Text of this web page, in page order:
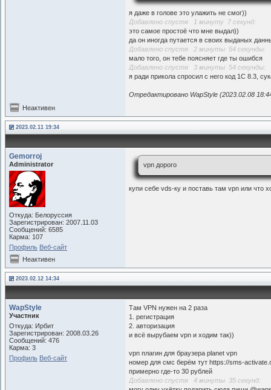
16
17
18
19
{
echo
}
echo '</ul>';
я даже в голове это улажить не смог))
Добавлено спустя 1 минуту 7 секунд:
это самое простоё что мне выдал))
да он иногда путается в своих выданых
Добавлено спустя 2 минуты 54 секунды:
мало того, он тебе поясняет где ты ошибся
Добавлено спустя 3 минуты 54 секунды:
я ради прикола спросил с него код 1С 8.3,
Отредактировано WapStyle (2023.02.08
Неактивен
2023.02.11 19:34
Gemorroj
Administrator
Откуда: Белоруссия
Зарегистрирован: 2007.11.03
Сообщений: 6585
Карма: 107
Профиль Веб-сайт
vpn дорого
купи себе vds-ку и поставь там vpn или что
Неактивен
2023.02.12 14:34
WapStyle
Участник
Откуда: Ирбит
Зарегистрирован: 2008.03.26
Сообщений: 476
Карма: 3
Профиль Веб-сайт
Там VPN нужен на 2 раза
1. регистрация
2. авторизация
и всё вырубаем vpn и ходим так))
vpn плагин для браузера planet vpn
номер для смс берём тут https://sms-
примерно где-то 30 рублей
Добавлено спустя 4 минуты 35 секунд: